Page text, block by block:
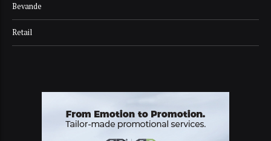
Bevande
Retail